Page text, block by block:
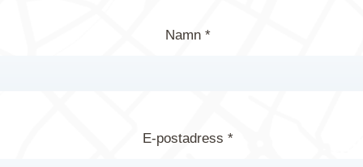
Namn *
E-postadress *